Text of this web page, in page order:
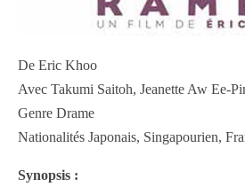
De Eric Khoo
Avec Takumi Saitoh, Jeanette Aw Ee-
Genre Drame
Nationalités Japonais, Singapourien,
Synopsis :